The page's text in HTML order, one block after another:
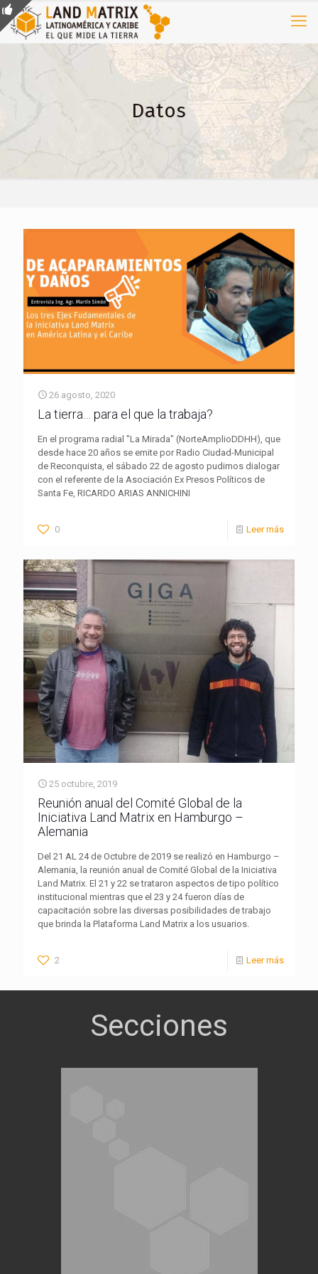
Datos
26 agosto, 2020
La tierra… para el que la trabaja?
En el programa radial "La Mirada" (NorteAmplioDDHH), que
desde hace 20 años se emite por Radio Ciudad-Municipal
de Reconquista, el sábado 22 de agosto pudimos dialogar
con el referente de la Asociación Ex Presos Políticos de
Santa Fe, RICARDO ARIAS ANNICHINI
0 Leer más
25 octubre, 2019
Reunión anual del Comité Global de la
Iniciativa Land Matrix en Hamburgo –
Alemania
Del 21 AL 24 de Octubre de 2019 se realizó en Hamburgo –
Alemania, la reunión anual de Comité Global de la Iniciativa
Land Matrix. El 21 y 22 se trataron aspectos de tipo político
institucional mientras que el 23 y 24 fueron días de
capacitación sobre las diversas posibilidades de trabajo
que brinda la Plataforma Land Matrix a los usuarios.
2 Leer más